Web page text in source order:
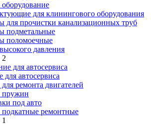
для клинингового оборудования
прочистки канализационных труб
подметальные
поломоечные
давления
для автосервиса
ремонта двигателей
пружин
под авто
ремонтные